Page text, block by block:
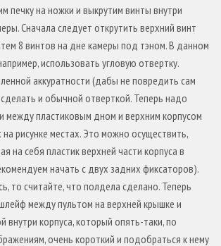
печку на ножки и выкрутим винты внутри
Сначала следует открутить верхний винт
8 винтов на дне камеры под тэном. В данном
использовать угловую отвертку.
аккуратности (дабы не повредить сам
и обычной отверткой. Теперь надо
между пластиковым дном и верхним корпусом
рисунке местах. Это можно осуществить,
на себя пластик верхней части корпуса в
начать с двух задних фиксаторов).
то считайте, что полдела сделано. Теперь
между пультом на верхней крышке и
внутри корпуса, который опять-таки, по
очень короткий и подобраться к нему